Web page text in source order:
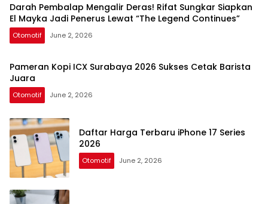
Darah Pembalap Mengalir Deras! Rifat Sungkar Siapkan
El Mayka Jadi Penerus Lewat “The Legend Continues”
Otomotif June 2, 2026
Pameran Kopi ICX Surabaya 2026 Sukses Cetak Barista
Juara
Otomotif June 2, 2026
Daftar Harga Terbaru iPhone 17 Series
2026
Otomotif June 2, 2026